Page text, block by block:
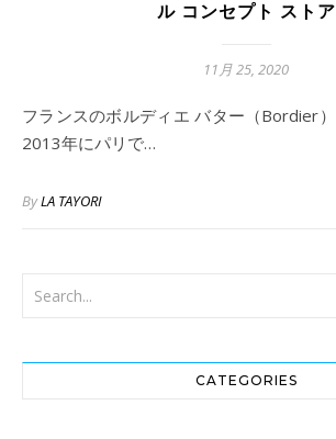
ル コンセプト ストア
11月 25, 2020
フランスのボルディエ バター（Bordier）を使い始めたのは
2013年にパリで…
ByLA TAYORI
CATEGORIES